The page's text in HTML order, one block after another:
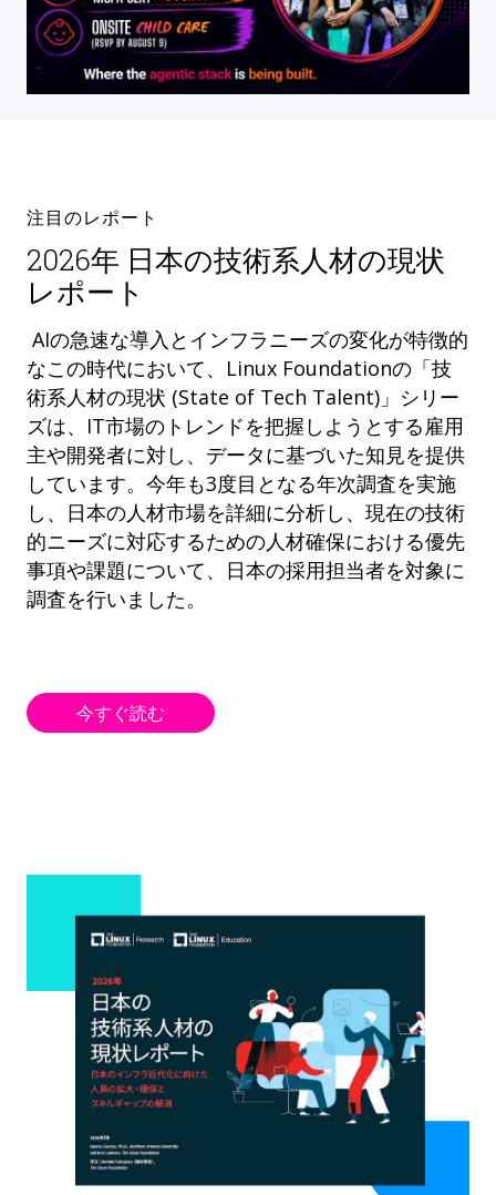
注目のレポート
2026年 日本の技術系人材の現状
レポート
AIの急速な導入とインフラニーズの変化が特徴的
なこの時代において、Linux Foundationの「技
術系人材の現状 (State of Tech Talent)」シリー
ズは、IT市場のトレンドを把握しようとする雇用
主や開発者に対し、データに基づいた知見を提供
しています。今年も3度目となる年次調査を実施
し、日本の人材市場を詳細に分析し、現在の技術
的ニーズに対応するための人材確保における優先
事項や課題について、日本の採用担当者を対象に
調査を行いました。
今すぐ読む